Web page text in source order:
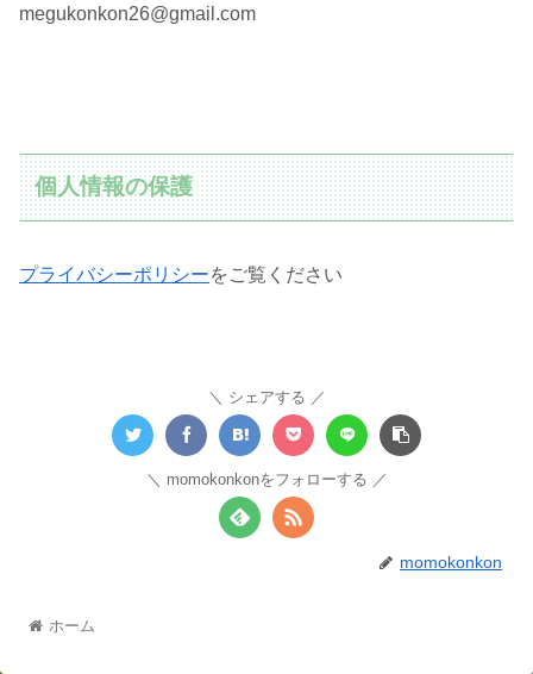
megukonkon26@gmail.com
個人情報の保護
プライバシーポリシーをご覧ください
シェアする
momokonkonをフォローする
momokonkon
ホーム